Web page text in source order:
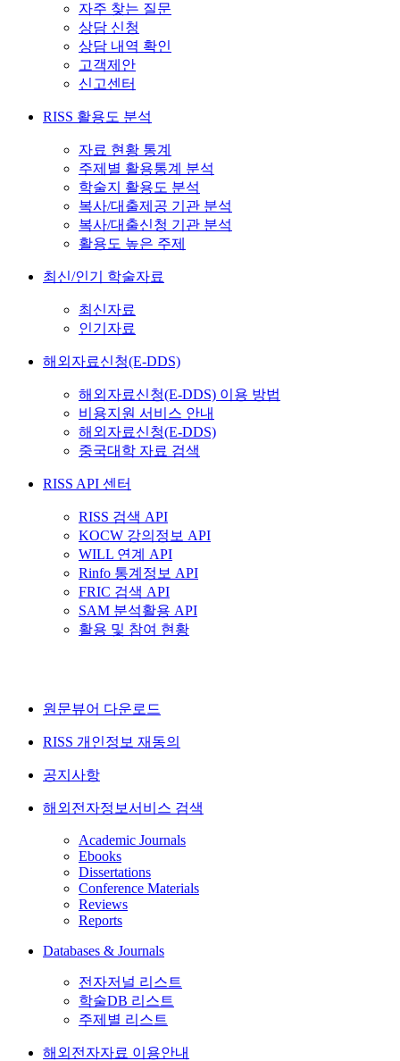
자주 찾는 질문
상담 신청
상담 내역 확인
고객제안
신고센터
RISS 활용도 분석
자료 현황 통계
주제별 활용통계 분석
학술지 활용도 분석
복사/대출제공 기관 분석
복사/대출신청 기관 분석
활용도 높은 주제
최신/인기 학술자료
최신자료
인기자료
해외자료신청(E-DDS)
해외자료신청(E-DDS) 이용 방법
비용지원 서비스 안내
해외자료신청(E-DDS)
중국대학 자료 검색
RISS API 센터
RISS 검색 API
KOCW 강의정보 API
WILL 연계 API
Rinfo 통계정보 API
FRIC 검색 API
SAM 분석활용 API
활용 및 참여 현황
원문뷰어 다운로드
RISS 개인정보 재동의
공지사항
해외전자정보서비스 검색
Academic Journals
Ebooks
Dissertations
Conference Materials
Reviews
Reports
Databases & Journals
전자저널 리스트
학술DB 리스트
주제별 리스트
해외전자자료 이용안내